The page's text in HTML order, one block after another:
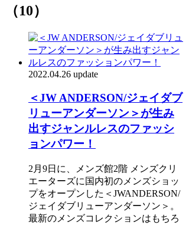
（10）
2022.04.26 update
＜JW ANDERSON/ジェイダブ
リューアンダーソン＞が生み
出すジャンルレスのファッシ
ョンパワー！
2月9日に、メンズ館2階 メンズクリ
エーターズに国内初のメンズショッ
プをオープンした＜JWANDERSON/
ジェイダブリューアンダーソン＞。
最新のメンズコレクションはもちろ